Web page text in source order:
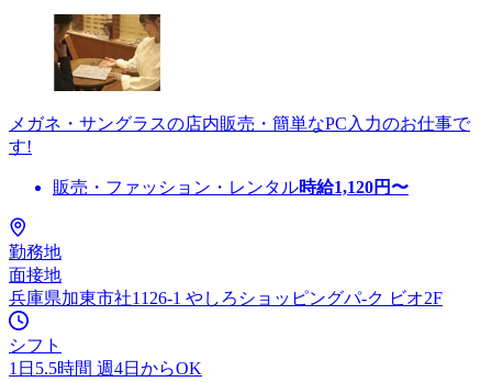
メガネ・サングラスの店内販売・簡単なPC入力のお仕事で
す!
販売・ファッション・レンタル時給1,120円〜
勤務地
面接地
兵庫県加東市社1126-1 やしろショッピングパ-ク ビオ2F
シフト
1日5.5時間 週4日からOK